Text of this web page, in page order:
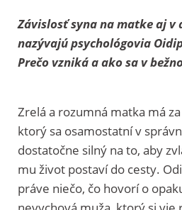
Závislosť syna na matke aj v
nazývajú psychológovia
Prečo vzniká a ako sa v
Zrelá a rozumná matka má
ktorý sa osamostatní v
dostatočne silný na to, aby
mu život postaví do cesty.
práve niečo, čo hovorí o